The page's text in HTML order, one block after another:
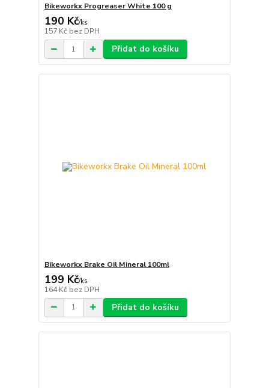
Bikeworkx Progreaser White 100 g
190 Kč/ks
157 Kč bez DPH
Přidat do košíku
Bikeworkx Brake Oil Mineral 100ml
199 Kč/ks
164 Kč bez DPH
Přidat do košíku